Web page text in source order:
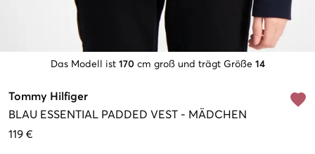
Das Modell ist 170 cm groß und trägt Größe 14
Tommy Hilfiger
BLAU ESSENTIAL PADDED VEST - MÄDCHEN
119 €